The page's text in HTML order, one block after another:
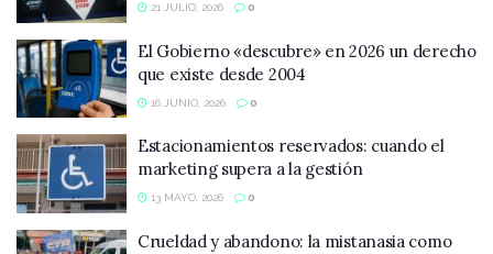
21 JULIO, 2026 0
El Gobierno «descubre» en 2026 un derecho
que existe desde 2004
16 JUNIO, 2026 0
Estacionamientos reservados: cuando el
marketing supera a la gestión
13 MAYO, 2026 0
Crueldad y abandono: la mistanasia como